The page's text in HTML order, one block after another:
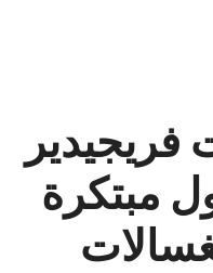
فريجيدير
مبتكرة